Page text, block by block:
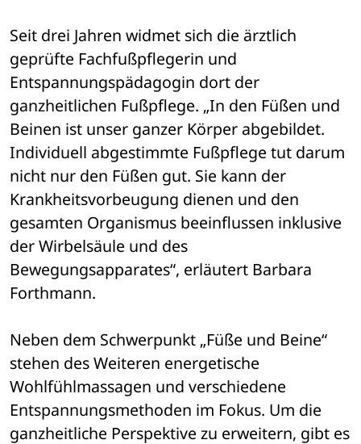
Seit drei Jahren widmet sich die ärztlich
geprüfte Fachfußpflegerin und
Entspannungspädagogin dort der
ganzheitlichen Fußpflege. „In den Füßen und
Beinen ist unser ganzer Körper abgebildet.
Individuell abgestimmte Fußpflege tut darum
nicht nur den Füßen gut. Sie kann der
Krankheitsvorbeugung dienen und den
gesamten Organismus beeinflussen inklusive
der Wirbelsäule und des
Bewegungsapparates“, erläutert Barbara
Forthmann.
Neben dem Schwerpunkt „Füße und Beine“
stehen des Weiteren energetische
Wohlfühlmassagen und verschiedene
Entspannungsmethoden im Fokus. Um die
ganzheitliche Perspektive zu erweitern, gibt es